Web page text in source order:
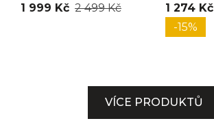
1 999 Kč 2 499 Kč 1 274 Kč
-15%
VÍCE PRODUKTŮ